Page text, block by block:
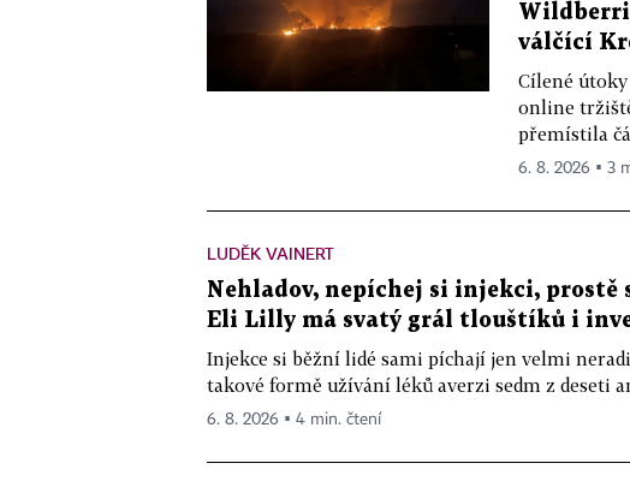
válčící
Cílené
online
přemístila
6. 8. 2026 ▪ 3
LUDĚK VAINERT
Nehladov, nepíchej si injekci, prostě
Eli Lilly má svatý grál tlouštíků i
Injekce si běžní lidé sami píchají jen velmi
takové formě užívání léků averzi sedm z deseti
6. 8. 2026 ▪ 4 min. čtení